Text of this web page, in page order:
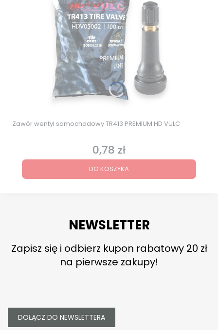
Zawór wentyl samochodowy TR413 PREMIUM HD VULC
Cena
0,78 zł
DO KOSZYKA
NEWSLETTER
Zapisz się i odbierz kupon rabatowy 20 zł
na pierwsze zakupy!
DOŁĄCZ DO NEWSLETTERA